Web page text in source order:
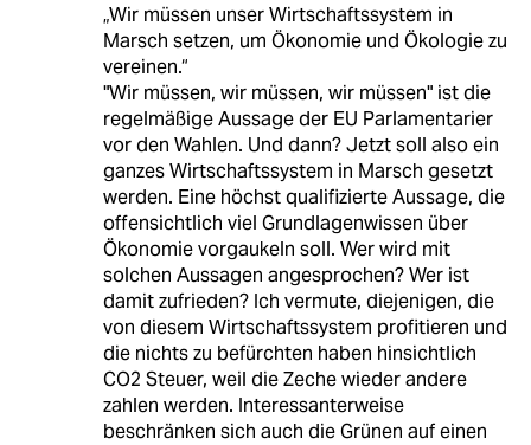
„Wir müssen unser Wirtschaftssystem in
Marsch setzen, um Ökonomie und Ökologie zu
vereinen.“
"Wir müssen, wir müssen, wir müssen" ist die
regelmäßige Aussage der EU Parlamentarier
vor den Wahlen. Und dann? Jetzt soll also ein
ganzes Wirtschaftssystem in Marsch gesetzt
werden. Eine höchst qualifizierte Aussage, die
offensichtlich viel Grundlagenwissen über
Ökonomie vorgaukeln soll. Wer wird mit
solchen Aussagen angesprochen? Wer ist
damit zufrieden? Ich vermute, diejenigen, die
von diesem Wirtschaftssystem profitieren und
die nichts zu befürchten haben hinsichtlich
CO2 Steuer, weil die Zeche wieder andere
zahlen werden. Interessanterweise
beschränken sich auch die Grünen auf einen